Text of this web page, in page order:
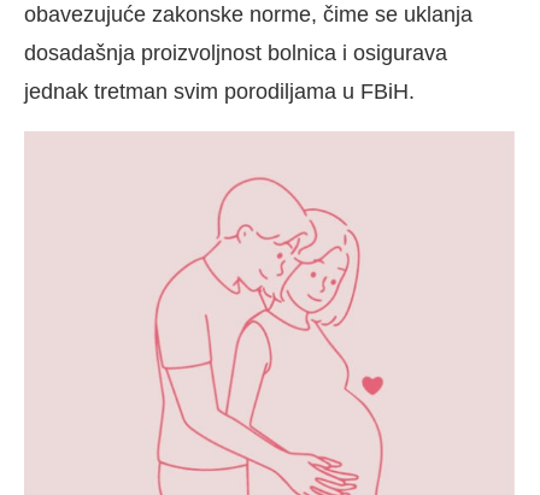
obavezujuće zakonske norme, čime se uklanja
dosadašnja proizvoljnost bolnica i osigurava
jednak tretman svim porodiljama u FBiH.